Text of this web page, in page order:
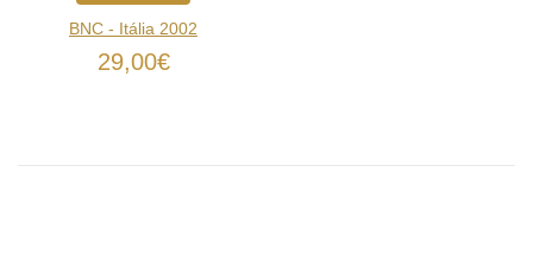
BNC - Itália 2002
29,00€